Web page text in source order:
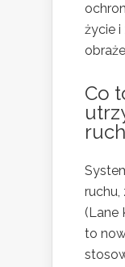
życie
Co
ruchu,
(Lane
to